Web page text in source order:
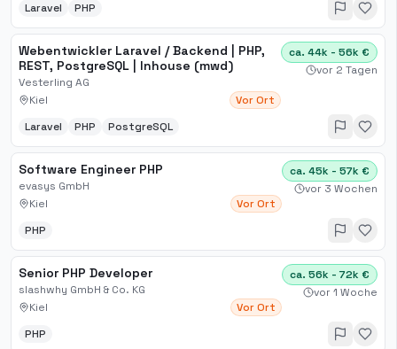
Laravel PHP
Webentwickler Laravel / Backend | PHP,
REST, PostgreSQL | Inhouse (mwd)
Vesterling AG
Kiel
Vor Ort
ca. 44k - 56k €
vor 2 Tagen
Laravel PHP PostgreSQL
Software Engineer PHP
evasys GmbH
Kiel
Vor Ort
ca. 45k - 57k €
vor 3 Wochen
PHP
Senior PHP Developer
slashwhy GmbH & Co. KG
Kiel
Vor Ort
ca. 56k - 72k €
vor 1 Woche
PHP